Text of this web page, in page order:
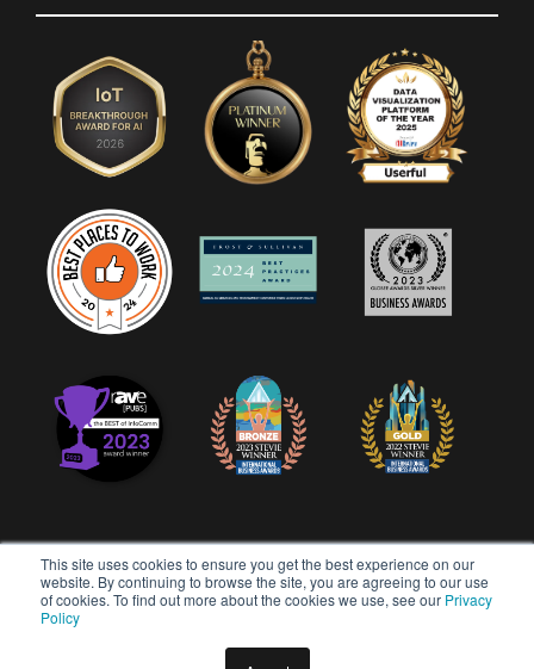
This site uses cookies to ensure you get the best experience on our
website. By continuing to browse the site, you are agreeing to our use
of cookies. To find out more about the cookies we use, see our Privacy
Policy
Copyright © 2026 Userful Corporation. Tutti i diritti riservati.
Politica di diversità e inclusione